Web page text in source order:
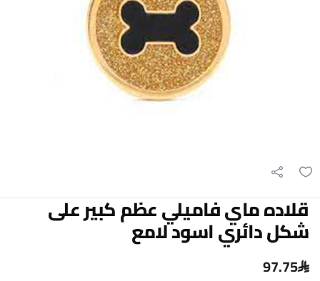
قلاده ماي فاميلي عظم كبير على
شكل دائري اسود لامع
97.75